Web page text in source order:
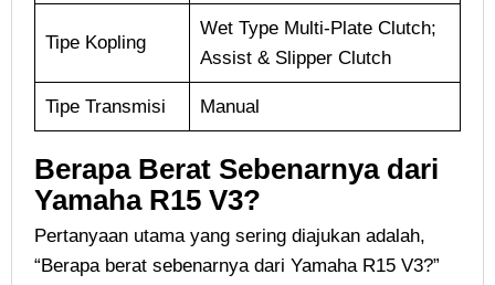
Tipe Kopling
Wet Type Multi-Plate Clutch;
Assist & Slipper Clutch
Tipe Transmisi Manual
Berapa Berat Sebenarnya dari
Yamaha R15 V3?
Pertanyaan utama yang sering diajukan adalah,
“Berapa berat sebenarnya dari Yamaha R15 V3?”